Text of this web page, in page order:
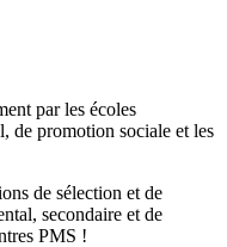
par les écoles
de promotion sociale et les
de sélection et de
secondaire et de
PMS !